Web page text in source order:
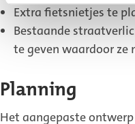
Extra fietsnietjes te
Bestaande
te geven waardoor ze
Planning
Het aangepaste